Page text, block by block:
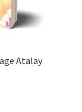
Atalay